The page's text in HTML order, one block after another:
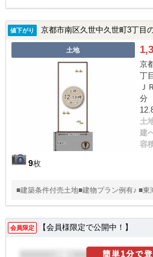
値下がり 京都市南区久世中久世町3丁目
土地
9枚
京
丁目
Ｊ
分
土
建
容
■建築条件付売土地■建物プラン例有♪ ■
会員限定 【会員様限定で公開中！】